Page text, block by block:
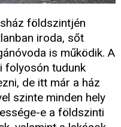
földszintjén
iroda, sőt
is működik. A
folyosón tudunk
de itt már a ház
szinte minden hely
e a földszinti